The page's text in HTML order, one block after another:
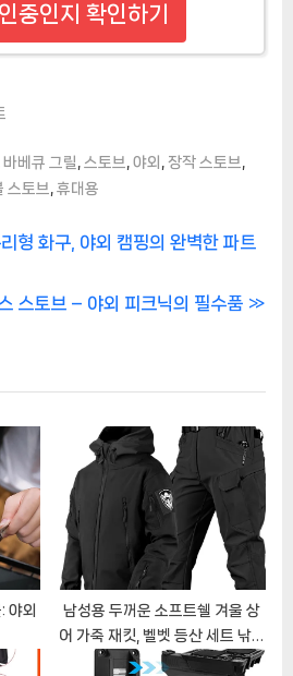
중인지 확인하기
,바베큐 그릴 스토브 ,야외 ,장작 스토브
스토브 휴대용
화구, 야외 캠핑의 완벽한 파트
스토브 – 야외 피크닉의 필수품
야외
남성용 두꺼운 소프트쉘 겨울 상
어 가죽 재킷, 벨벳 등산 세트 낚시
방풍 투피스 세트